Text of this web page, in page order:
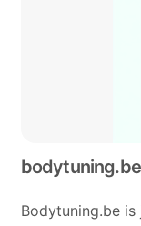
bodytuning.be
Bodytuning.be